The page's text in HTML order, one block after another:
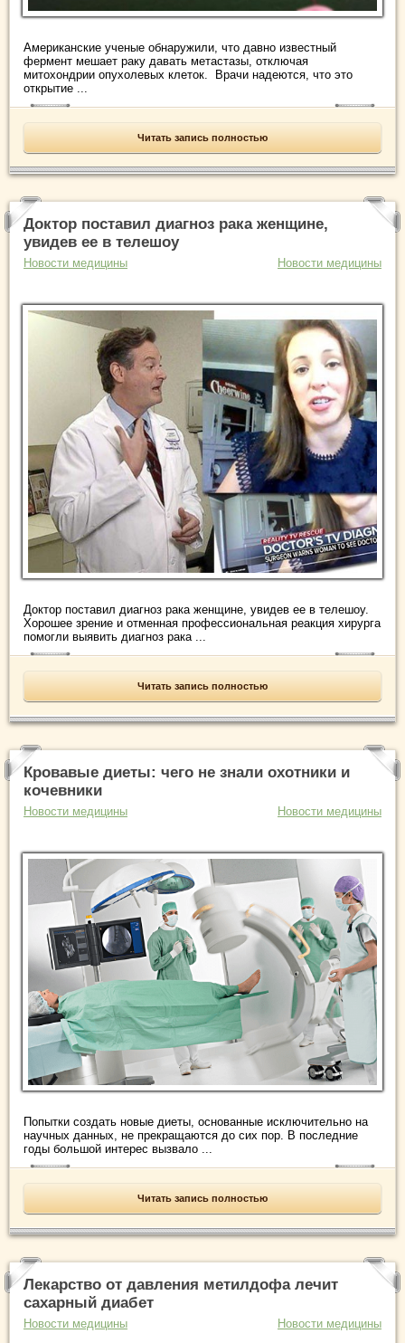
Американские ученые обнаружили, что давно известный
фермент мешает раку давать метастазы, отключая
митохондрии опухолевых клеток. Врачи надеются, что это
открытие ...
Читать запись полностью
Доктор поставил диагноз рака женщине,
увидев ее в телешоу
Новости медицины Новости медицины
Доктор поставил диагноз рака женщине, увидев ее в телешоу.
Хорошее зрение и отменная профессиональная реакция хирурга
помогли выявить диагноз рака ...
Читать запись полностью
Кровавые диеты: чего не знали охотники и
кочевники
Новости медицины Новости медицины
Попытки создать новые диеты, основанные исключительно на
научных данных, не прекращаются до сих пор. В последние
годы большой интерес вызвало ...
Читать запись полностью
Лекарство от давления метилдофа лечит
сахарный диабет
Новости медицины Новости медицины